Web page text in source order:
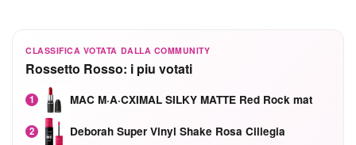
CLASSIFICA VOTATA DALLA COMMUNITY
Rossetto Rosso: i piu votati
1 MAC M·A·CXIMAL SILKY MATTE Red Rock mat
2 Deborah Super Vinyl Shake Rosa Ciliegia